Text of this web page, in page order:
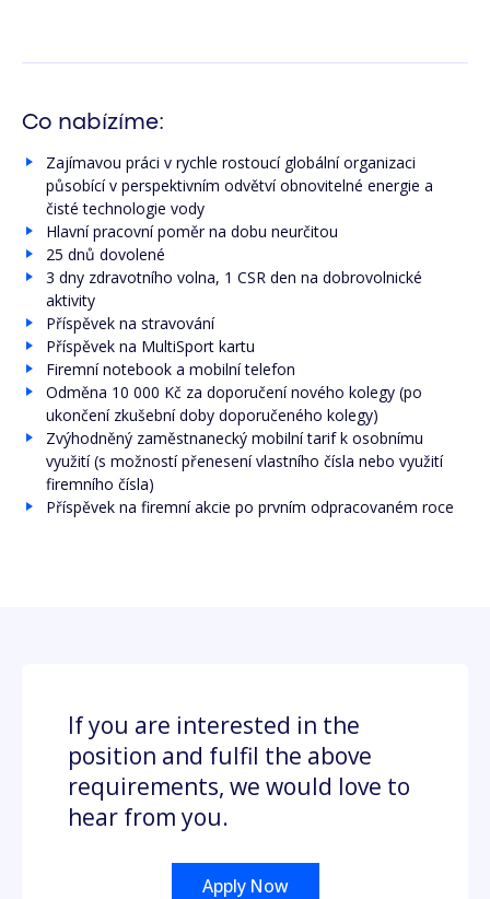
Co nabízíme:
Zajímavou práci v rychle rostoucí globální organizaci
působící v perspektivním odvětví obnovitelné energie a
čisté technologie vody
Hlavní pracovní poměr na dobu neurčitou
25 dnů dovolené
3 dny zdravotního volna, 1 CSR den na dobrovolnické
aktivity
Příspěvek na stravování
Příspěvek na MultiSport kartu
Firemní notebook a mobilní telefon
Odměna 10 000 Kč za doporučení nového kolegy (po
ukončení zkušební doby doporučeného kolegy)
Zvýhodněný zaměstnanecký mobilní tarif k osobnímu
využití (s možností přenesení vlastního čísla nebo využití
firemního čísla)
Příspěvek na firemní akcie po prvním odpracovaném roce
If you are interested in the
position and fulfil the above
requirements, we would love to
hear from you.
Apply Now